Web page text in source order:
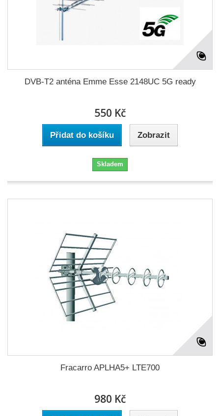
DVB-T2 anténa Emme Esse 2148UC 5G ready
550 Kč
Přidat do košíku Zobrazit
Skladem
Fracarro APLHA5+ LTE700
980 Kč